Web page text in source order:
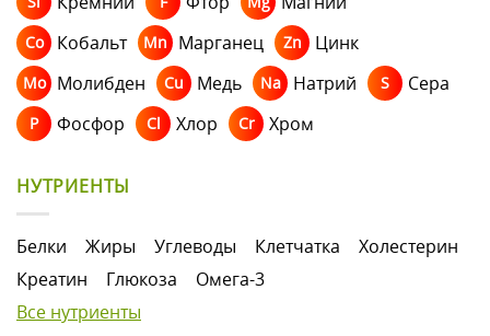
Co Кобальт Mn Марганец Zn Цинк
Mo Молибден Cu Медь Na Натрий S Сера
P Фосфор Cl Хлор Cr Хром
НУТРИЕНТЫ
Белки Жиры Углеводы Клетчатка
Холестерин
Креатин
Глюкоза
Омега-3
Все нутриенты